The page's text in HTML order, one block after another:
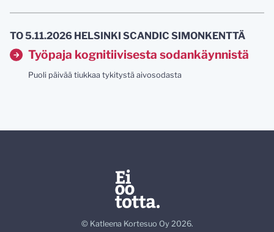
TO 5.11.2026 HELSINKI SCANDIC SIMONKENTTÄ
Työpaja kognitiivisesta sodankäynnistä
Puoli päivää tiukkaa tykitystä aivosodasta
© Katleena Kortesuo Oy 2026.